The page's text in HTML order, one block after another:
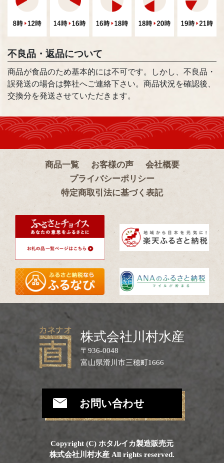
不良品・返品について
商品が食品のため基本的には不可です。しかし、不良品・
誤発送の場合は弊社へご連絡下さい。商品状況を確認後、
交換分を発送させていただきます。
商品一覧 お客様の声
会社概要
プライバシーポリシー
特定商取引法に基づく表記
株式会社川村水産
〒936-0048
富山県滑川市三穂町1666
お問い合わせ
Copyright (C) ホタルイカ製造販売元
株式会社川村水産 All rights reserved.